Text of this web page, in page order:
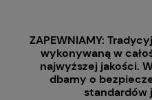
ZAPEWNIAMY:
wykonywaną w
najwyższej jakości.
dbamy o
standardów